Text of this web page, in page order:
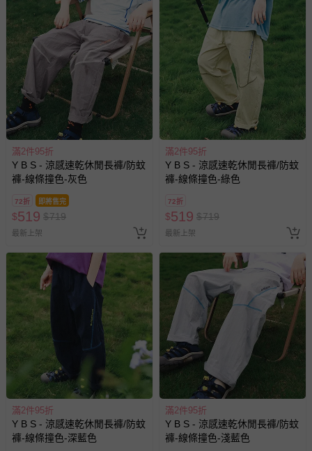
退換貨須知
您所購買的商品享有7天的鑑賞期／猶豫期權益，但此期間
並非試用期，您所退回的商品必須是未經使用的全新狀態，
包含完整包裝、配件、說明文件及贈品等。
如需退換貨，請於收到商品7天（含例假日內提出），如為
瑕疵退換貨所產生的運費，將由媽咪愛負責處理，若非瑕疵
退貨，您可至『查詢訂單』>『已出貨』中查詢該筆訂單，
並點選『我要退貨』即可進行申請。若有相關退貨問題，請
至媽咪愛
LINE@客服ID: @mamilove我們將依序為您處理
與服務，謝謝。
針對滿件折/滿額贈…等活動，如因部份退貨，而該訂單保
留商品未達活動門檻，將以原價計算，活動贈品亦需一併退
回。
部分商品依據消費者保護法的規定，不適用七天鑑賞期/猶
豫期範圍：
易於腐敗、保存期限較短或解約時即將逾期（例如生鮮
商品、食品等）。
客製化商品（例如客製生日書、姓名貼等）。
報紙、期刊或雜誌（惟書籍如經拆封、使用，則酌收整
新費用）。
經消費者拆封之影音商品或電腦軟體（例如 DVD、CD
等）。
非以有形媒介提供之數位內容或一經提供即為完成之線
滿2件95折
Y B S - 涼感速乾休閒長褲/防蚊
褲-線條撞色-灰色
72折 即將售完
$519 $719
最新上架
滿2件95折
Y B S - 涼感速乾休閒長褲/防蚊
褲-線條撞色-綠色
72折
$519 $719
最新上架
滿2件95折
Y B S - 涼感速乾休閒長褲/防蚊
褲-線條撞色-深藍色
滿2件95折
Y B S - 涼感速乾休閒長褲/防蚊
褲-線條撞色-淺藍色